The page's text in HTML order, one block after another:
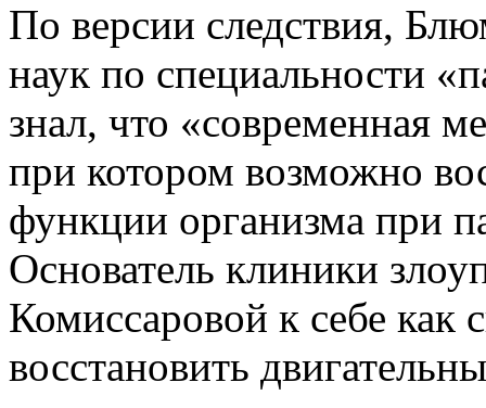
По версии следствия,
наук по специальности
знал, что «современная
при котором возможно
функции организма при
Основатель клиники
Комиссаровой к себе как
восстановить